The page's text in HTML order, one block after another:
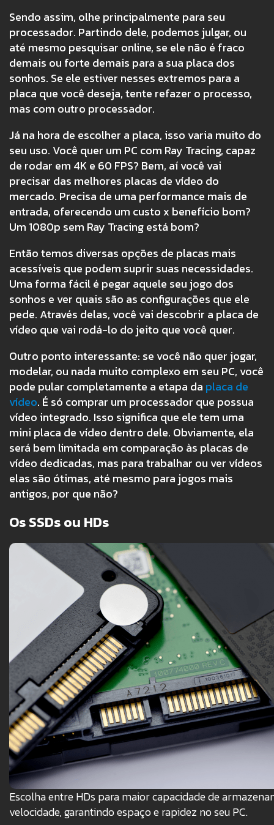
Sendo assim, olhe principalmente para seu
processador. Partindo dele, podemos julgar, ou
até mesmo pesquisar online, se ele não é fraco
demais ou forte demais para a sua placa dos
sonhos. Se ele estiver nesses extremos para a
placa que você deseja, tente refazer o processo,
mas com outro processador.
Já na hora de escolher a placa, isso varia muito do
seu uso. Você quer um PC com Ray Tracing, capaz
de rodar em 4K e 60 FPS? Bem, aí você vai
precisar das melhores placas de vídeo do
mercado. Precisa de uma performance mais de
entrada, oferecendo um custo x benefício bom?
Um 1080p sem Ray Tracing está bom?
Então temos diversas opções de placas mais
acessíveis que podem suprir suas necessidades.
Uma forma fácil é pegar aquele seu jogo dos
sonhos e ver quais são as configurações que ele
pede. Através delas, você vai descobrir a placa de
vídeo que vai rodá-lo do jeito que você quer.
Outro ponto interessante: se você não quer jogar,
modelar, ou nada muito complexo em seu PC, você
pode pular completamente a etapa da placa de
vídeo. É só comprar um processador que possua
vídeo integrado. Isso significa que ele tem uma
mini placa de vídeo dentro dele. Obviamente, ela
será bem limitada em comparação às placas de
vídeo dedicadas, mas para trabalhar ou ver vídeos
elas são ótimas, até mesmo para jogos mais
antigos, por que não?
Os SSDs ou HDs
Escolha entre HDs para maior capacidade de
velocidade, garantindo espaço e rapidez no seu PC.